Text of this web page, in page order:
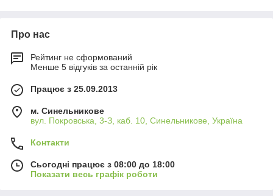
Про нас
Рейтинг не сформований
Менше 5 відгуків за останній рік
Працює з 25.09.2013
м. Синельникове
вул. Покровська, 3-З, каб. 10, Синельникове, Україна
Контакти
Сьогодні працює з 08:00 до 18:00
Показати весь графік роботи